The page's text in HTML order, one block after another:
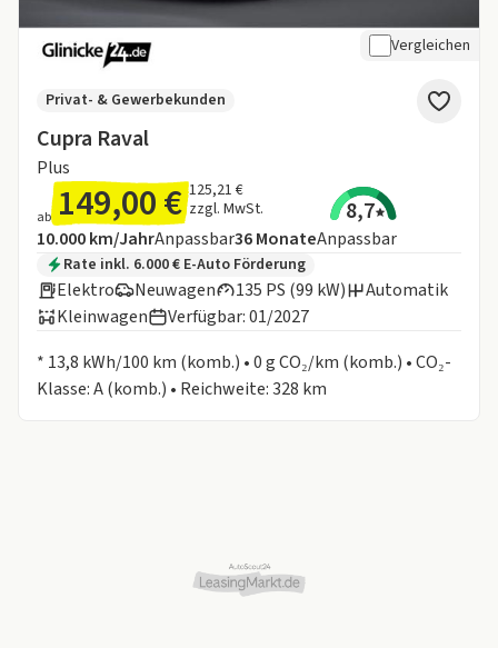
Vergleichen
Cupra Raval
Plus
Privat- & Gewerbekunden
ab 149,00 € 125,21 €
zzgl. MwSt.
8,7
Angebotsdetails:
Inklusive Laufleistung
10.000 km/JahrAnpassbarLaufzeit
36MonateAnpassbar
Zusätzliche Fahrzeuginformationen:
Rate inkl. 6.000 € E-Auto Förderung
Elektro Neuwagen 135 PS (99 kW)
Automatik
Kleinwagen
Verfügbar: 01/2027
* 13,8 kWh/100 km (komb.) • 0 g CO₂/km (komb.) • CO₂-
Klasse: A (komb.) • Reichweite: 328 km